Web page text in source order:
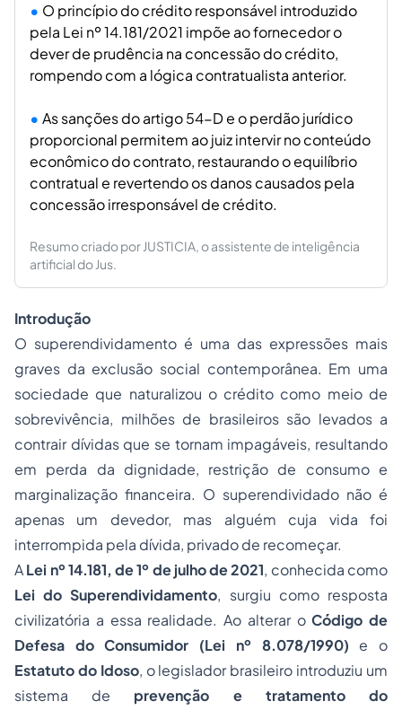
O princípio do crédito responsável introduzido
pela Lei nº 14.181/2021 impõe ao fornecedor o
dever de prudência na concessão do crédito,
rompendo com a lógica contratualista anterior.
As sanções do artigo 54-D e o perdão jurídico
proporcional permitem ao juiz intervir no conteúdo
econômico do contrato, restaurando o equilíbrio
contratual e revertendo os danos causados pela
concessão irresponsável de crédito.
Resumo criado por JUSTICIA, o assistente de inteligência
artificial do Jus.
Introdução
O superendividamento é uma das expressões mais
graves da exclusão social contemporânea. Em uma
sociedade que naturalizou o crédito como meio de
sobrevivência, milhões de brasileiros são levados a
contrair dívidas que se tornam impagáveis, resultando
em perda da dignidade, restrição de consumo e
marginalização financeira. O superendividado não é
apenas um devedor, mas alguém cuja vida foi
interrompida pela dívida, privado de recomeçar.
ALei nº 14.181, de 1º de julho de 2021, conhecida como
Lei do Superendividamento, surgiu como resposta
civilizatória a essa realidade. Ao alterar oCódigo de
Defesa do Consumidor (Lei nº 8.078/1990) e o
Estatuto do Idoso, o legislador brasileiro introduziu um
sistema de prevenção e tratamento do